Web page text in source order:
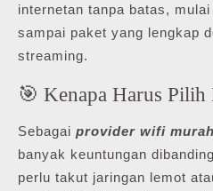
internetan tanpa batas, mulai
sampai paket yang lengkap
streaming.
🎯 Kenapa Harus
Sebagai provider wifi murah
banyak keuntungan
perlu takut jaringan lemot